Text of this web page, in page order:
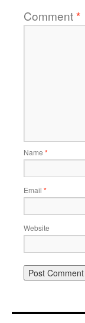
Comment*
Name *
Email *
Website